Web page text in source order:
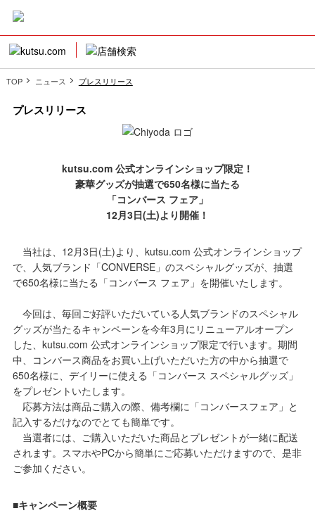
TOP ニュース プレスリリース
プレスリリース
kutsu.com 公式オンラインショップ限定！
豪華グッズが抽選で650名様に当たる
「コンバース フェア」
12月3日(土)より開催！
当社は、12月3日(土)より、kutsu.com 公式オンラインショップ
で、人気ブランド「CONVERSE」のスペシャルグッズが、抽選
で650名様に当たる「コンバース フェア」を開催いたします。
今回は、毎回ご好評いただいている人気ブランドのスペシャル
グッズが当たるキャンペーンを今年3月にリニューアルオープン
した、kutsu.com 公式オンラインショップ限定で行います。期間
中、コンバース商品をお買い上げいただいた方の中から抽選で
650名様に、デイリーに使える「コンバース スペシャルグッズ」
をプレゼントいたします。
応募方法は商品ご購入の際、備考欄に「コンバースフェア」と
記入するだけなのでとても簡単です。
当選者には、ご購入いただいた商品とプレゼントが一緒に配送
されます。スマホやPCから簡単にご応募いただけますので、是非
ご参加ください。
■キャンペーン概要